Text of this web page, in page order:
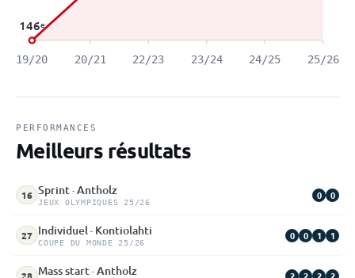
146e
19/20 20/21 22/23 23/24 24/25 25/26
PERFORMANCES
Meilleurs résultats
16 Sprint · Antholz
JEUX OLYMPIQUES 25/26
0 0
27 Individuel · Kontiolahti
COUPE DU MONDE 25/26
0 0 1 1
Mass start · Antholz 2 2 2 2